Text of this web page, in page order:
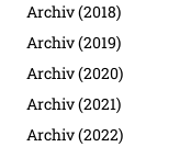
Archiv (2018)
Archiv (2019)
Archiv (2020)
Archiv (2021)
Archiv (2022)